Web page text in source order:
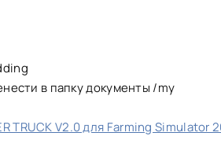
в папку документы /my
TRUCK V2.0 для Farming Simulator